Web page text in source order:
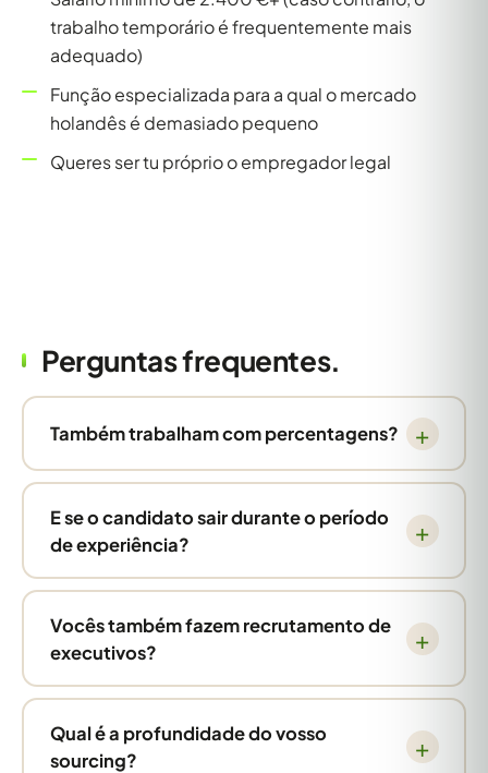
trabalho temporário é frequentemente mais
adequado)
Função especializada para a qual o mercado
holandês é demasiado pequeno
Queres ser tu próprio o empregador legal
Perguntas frequentes.
Também trabalham com percentagens?
E se o candidato sair durante o período
de experiência?
Vocês também fazem recrutamento de
executivos?
Qual é a profundidade do vosso
sourcing?